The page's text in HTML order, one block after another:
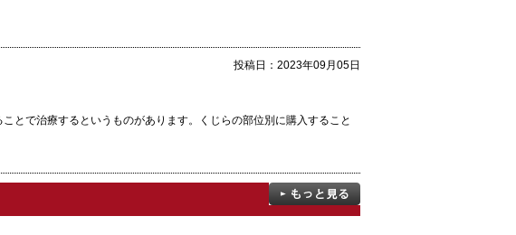
投稿日： 2023年09月05日
とで治療するというものがあります。くじらの部位別に購入すること